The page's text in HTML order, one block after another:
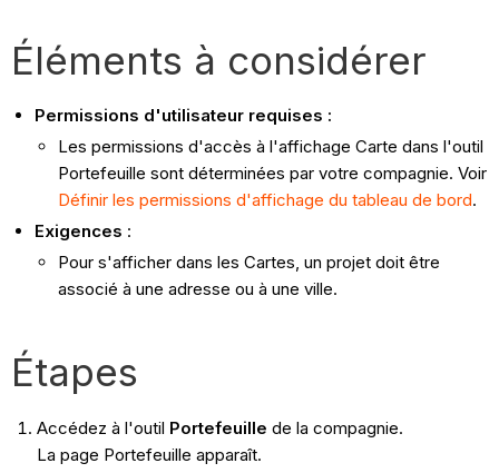
Éléments à considérer
Permissions d'utilisateur requises :
Les permissions d'accès à l'affichage Carte dans l'outil
Portefeuille sont déterminées par votre compagnie. Voir
Définir les permissions d'affichage du tableau de bord.
Exigences :
Pour s'afficher dans les Cartes, un projet doit être
associé à une adresse ou à une ville.
Étapes
Accédez à l'outil Portefeuille de la compagnie.
La page Portefeuille apparaît.